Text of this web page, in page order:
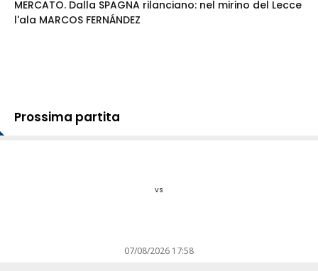
MERCATO. Dalla SPAGNA rilanciano: nel mirino del Lecce
l'ala MARCOS FERNÁNDEZ
Prossima partita
vs
07/08/2026 17:58